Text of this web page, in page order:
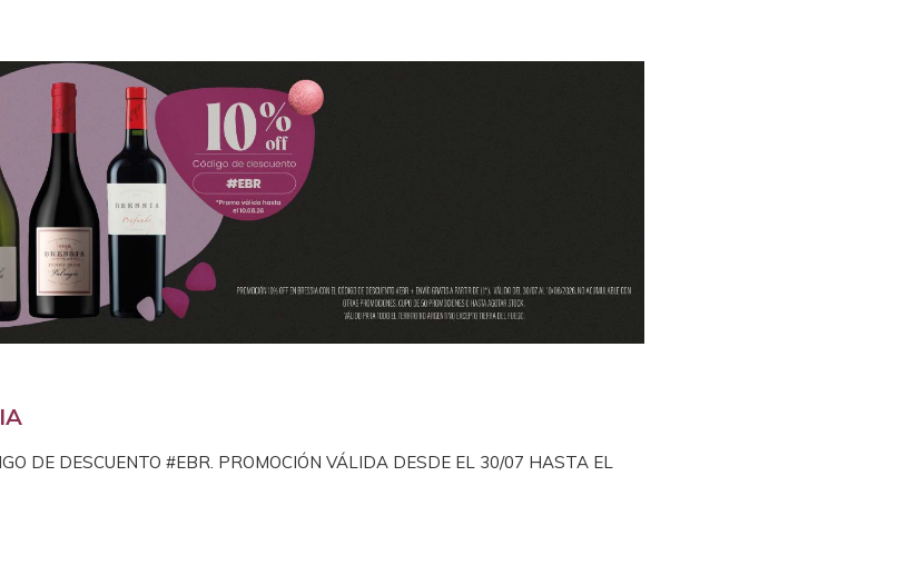
DE DESCUENTO #EBR. PROMOCIÓN VÁLIDA DESDE EL 30/07 HASTA EL